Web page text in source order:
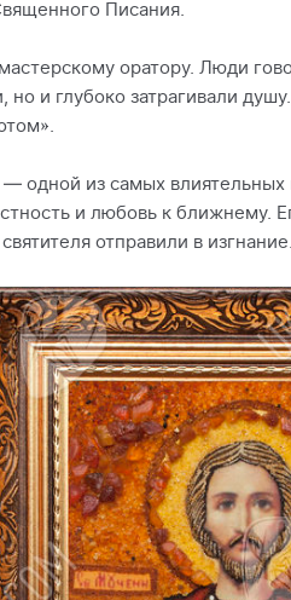
Писания.
оратору. Люди
но и глубоко затрагивали
одной из самых
и любовь к ближнему.
отправили в